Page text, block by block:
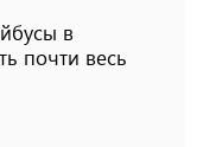
в
почти весь